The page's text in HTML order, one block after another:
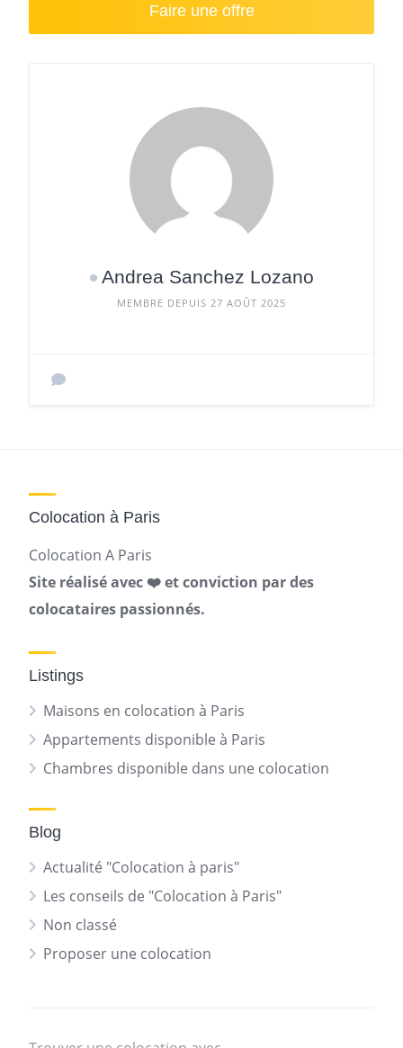
Faire une offre
Andrea Sanchez Lozano
MEMBRE DEPUIS 27 AOÛT 2025
Colocation à Paris
Colocation A Paris
Site réalisé avec ❤️ et conviction par des
colocataires passionnés.
Listings
Maisons en colocation à Paris
Appartements disponible à Paris
Chambres disponible dans une colocation
Blog
Actualité "Colocation à paris"
Les conseils de "Colocation à Paris"
Non classé
Proposer une colocation